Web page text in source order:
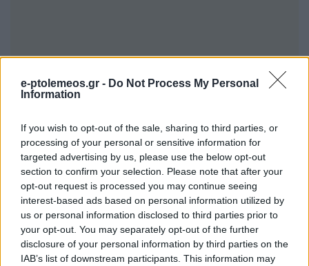
e-ptolemeos.gr - Do Not Process My Personal
Information
If you wish to opt-out of the sale, sharing to third parties, or
processing of your personal or sensitive information for
targeted advertising by us, please use the below opt-out
section to confirm your selection. Please note that after your
opt-out request is processed you may continue seeing
interest-based ads based on personal information utilized by
us or personal information disclosed to third parties prior to
your opt-out. You may separately opt-out of the further
disclosure of your personal information by third parties on the
IAB’s list of downstream participants. This information may